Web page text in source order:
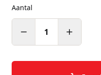
Aantal
1